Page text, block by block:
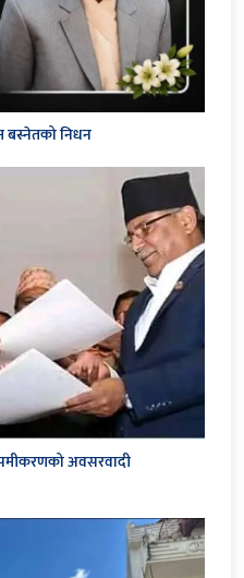
बस्नेतको निधन
समीकरणको अवसरवादी